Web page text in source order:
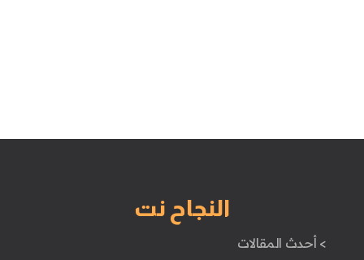
النجاح نت
> أحدث المقالات